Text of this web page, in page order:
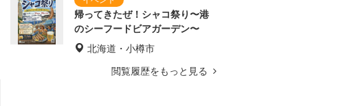
帰ってきたぜ！シャコ祭り〜港
のシーフードビアガーデン〜
北海道・小樽市
閲覧履歴をもっと見る